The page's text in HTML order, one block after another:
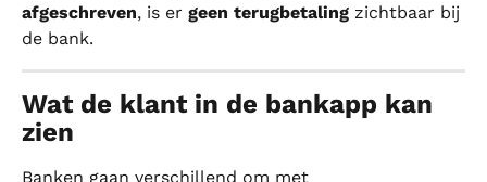
afgeschreven, is er geen terugbetaling zichtbaar bij
de bank.
Wat de klant in de bankapp kan
zien
Banken gaan verschillend om met